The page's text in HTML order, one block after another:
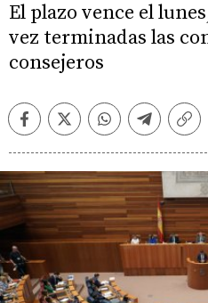
El plazo vence el
vez terminadas las
consejeros
FacebookTwitterWhatsappTelegram